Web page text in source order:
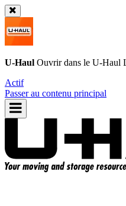
U-Haul Ouvrir dans le U-Haul
Actif
Passer au contenu principal